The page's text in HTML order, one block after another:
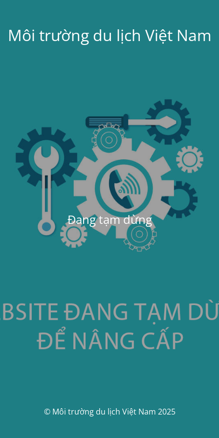
Môi trường du lịch Việt Nam
Đang tạm dừng
© Môi trường du lịch Việt Nam 2025